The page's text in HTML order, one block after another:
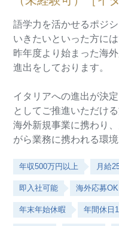
語学力を活かせるポジシ
いきたいといった方に
昨年度より始まった海
進出をしております。
イタリアへの進出が決
としてご推進いただけ
海外新規事業に携わり
がら業務に携われる環境
年収500万円以上 月給
即入社可能 海外応募OK
年末年始休暇 年間休日